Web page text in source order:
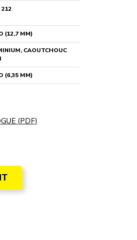
(12,7 MM)
CAOUTCHOUC
(6,35 MM)
(PDF)